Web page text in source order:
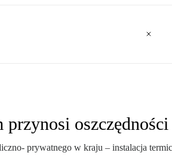
przynosi oszczędności
prywatnego w kraju – instalacja